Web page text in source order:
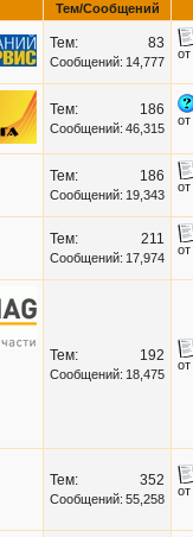
Тем/Сообщений
83
Тем:
14,777
Сообщений:
от
186
Тем:
46,315
Сообщений:
от
186
Тем:
19,343
Сообщений:
от
211
Тем:
17,974
Сообщений:
от
192
Тем:
18,475
Сообщений:
от
352
Тем:
55,258
Сообщений:
от